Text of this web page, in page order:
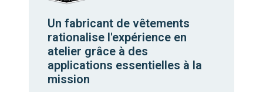
Un fabricant de vêtements
rationalise l'expérience en
atelier grâce à des
applications essentielles à la
mission